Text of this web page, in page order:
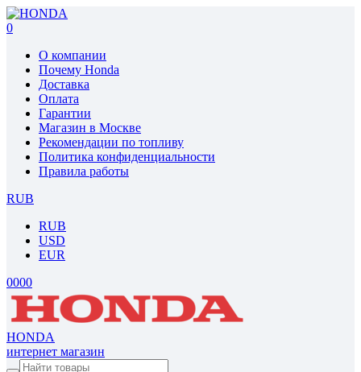
0
О компании
Почему Honda
Доставка
Оплата
Гарантии
Магазин в Москве
Рекомендации по топливу
Политика конфиденциальности
Правила работы
RUB
RUB
USD
EUR
0000
HONDA
интернет магазин